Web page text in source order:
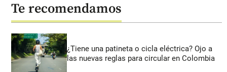
Te recomendamos
¿Tiene una patineta o cicla eléctrica? Ojo a
las nuevas reglas para circular en Colombia